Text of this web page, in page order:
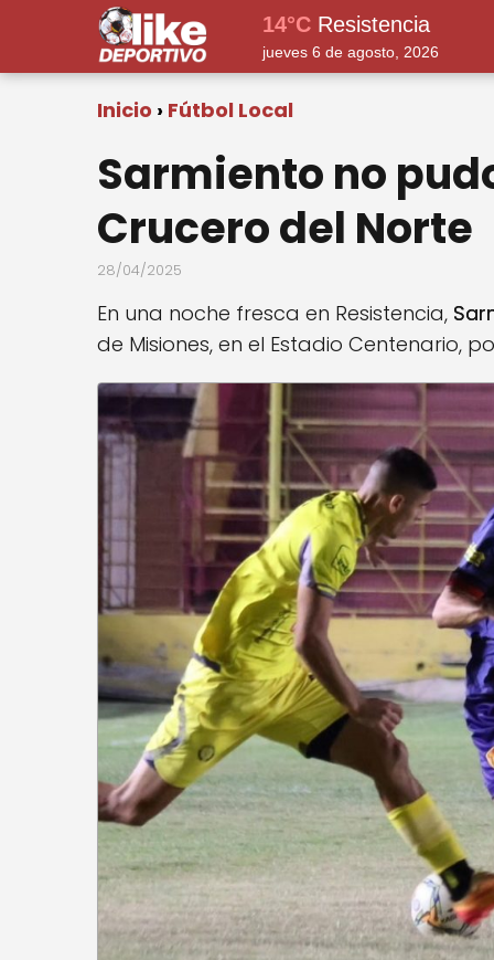
14°CResistencia
jueves 6 de agosto, 2026
Inicio Fútbol Local
Sarmiento no
Crucero del Norte
28/04/2025
En una noche fresca en Resistencia,
de Misiones, en el Estadio Centenario,